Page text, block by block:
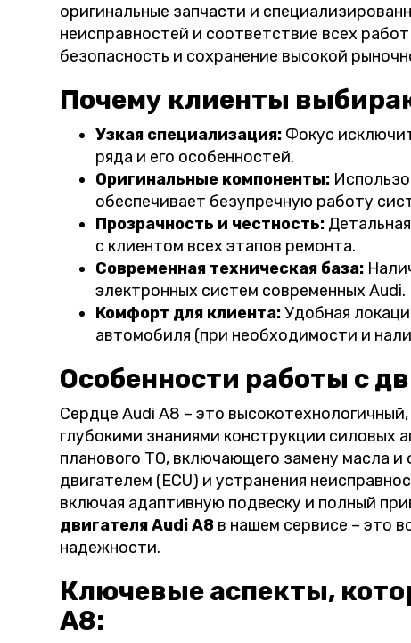
оригинальные запчасти и
неисправностей и соответствие всех
безопасность и сохранение высокой
Почему клиенты
Узкая специализация: Фокус
ряда и его особенностей.
Оригинальные компоненты:
обеспечивает безупречную работу
Прозрачность и честность:
с клиентом всех этапов ремонта.
Современная техническая база:
электронных систем современных Audi.
Комфорт для клиента:Удобная
автомобиля (при необходимости и
Особенности работы с
Сердце Audi A8 – это
глубокими знаниями конструкции силовых
планового ТО, включающего замену масла
двигателем (ECU) и устранения
включая адаптивную подвеску и полный
двигателя Audi A8 в нашем сервисе – это
надежности.
Ключевые аспекты,
A8: